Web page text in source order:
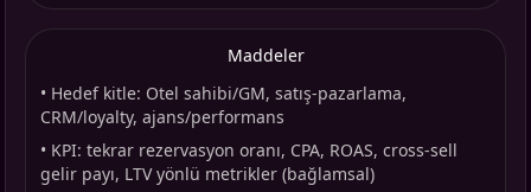
Maddeler
• Hedef kitle: Otel sahibi/GM, satış-pazarlama,
CRM/loyalty, ajans/performans
• KPI: tekrar rezervasyon oranı, CPA, ROAS, cross-sell
gelir payı, LTV yönlü metrikler (bağlamsal)